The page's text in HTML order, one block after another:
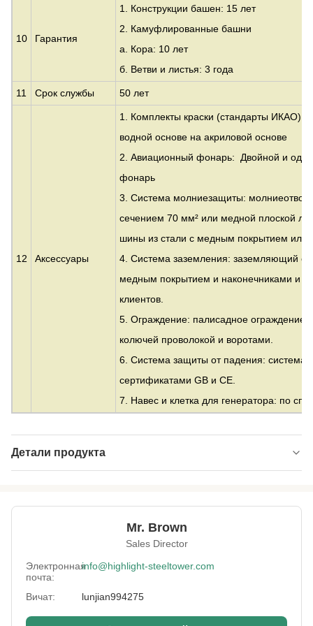
10 Гарантия
1. Конструкции башен: 15 лет
2. Камуфлированные башни
а. Кора: 10 лет
б. Ветви и листья: 3 года
11 Срок службы 50 лет
12 Аксессуары
1. Комплекты краски (стандарты ИКАО):
водной основе на акриловой основе
2. Авиационный фонарь: Двойной и
фонарь
3. Система молниезащиты:
сечением 70 мм² или медной плоской
шины из стали с медным покрытием или
4. Система заземления: заземляющий
медным покрытием и наконечниками и
клиентов.
5. Ограждение: палисадное ограждение
колючей проволокой и воротами.
6. Система защиты от падения: система
сертификатами GB и CE.
7. Навес и клетка для генератора: по
Детали продукта
Height: 0-300 м
Решетка на 3 или 4 ножках
Certification: SGS, CE, ISO
Treatment:
Mr. Brown
Sales Director
Электронная
почта:
info@highlight-steeltower.com
Вичат: lunjian994275